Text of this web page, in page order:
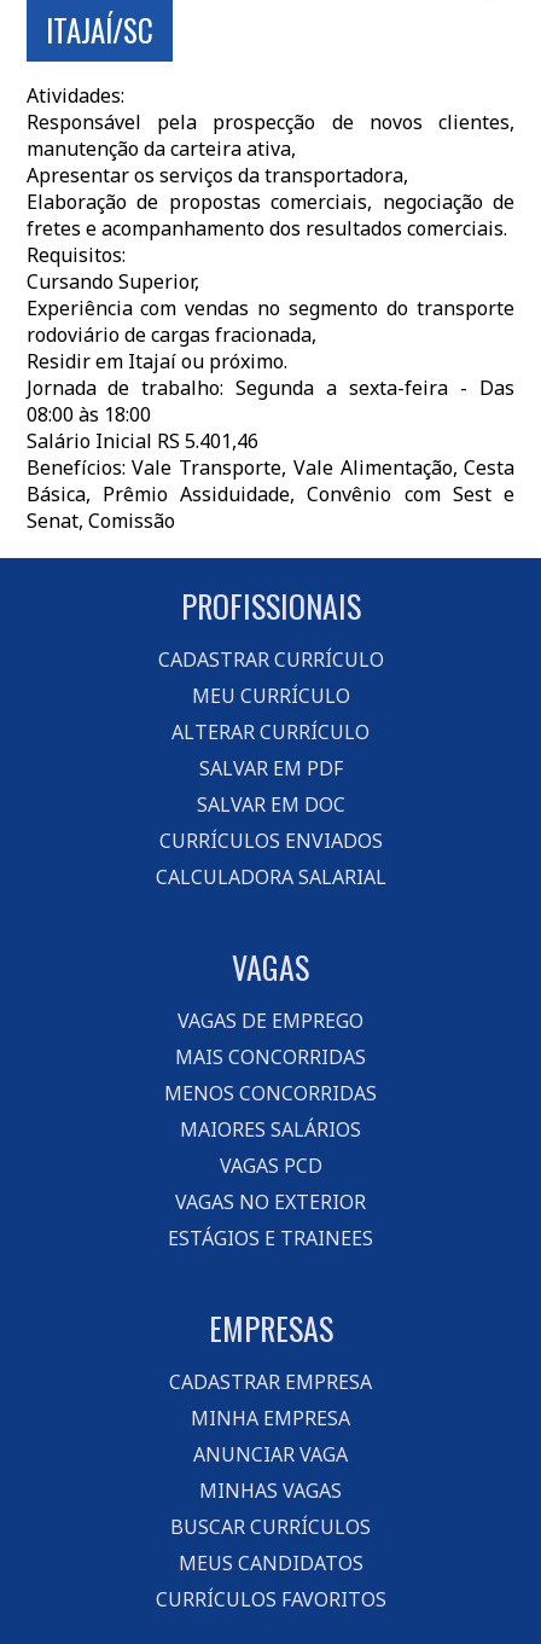
ITAJAÍ/SC
Atividades:
Responsável pela prospecção de novos clientes,
manutenção da carteira ativa,
Apresentar os serviços da transportadora,
Elaboração de propostas comerciais, negociação de
fretes e acompanhamento dos resultados comerciais.
Requisitos:
Cursando Superior,
Experiência com vendas no segmento do transporte
rodoviário de cargas fracionada,
Residir em Itajaí ou próximo.
Jornada de trabalho: Segunda a sexta-feira - Das
08:00 às 18:00
Salário Inicial RS 5.401,46
Benefícios: Vale Transporte, Vale Alimentação, Cesta
Básica, Prêmio Assiduidade, Convênio com Sest e
Senat, Comissão
PROFISSIONAIS
CADASTRAR CURRÍCULO
MEU CURRÍCULO
ALTERAR CURRÍCULO
SALVAR EM PDF
SALVAR EM DOC
CURRÍCULOS ENVIADOS
CALCULADORA SALARIAL
VAGAS
VAGAS DE EMPREGO
MAIS CONCORRIDAS
MENOS CONCORRIDAS
MAIORES SALÁRIOS
VAGAS PCD
VAGAS NO EXTERIOR
ESTÁGIOS E TRAINEES
EMPRESAS
CADASTRAR EMPRESA
MINHA EMPRESA
ANUNCIAR VAGA
MINHAS VAGAS
BUSCAR CURRÍCULOS
MEUS CANDIDATOS
CURRÍCULOS FAVORITOS